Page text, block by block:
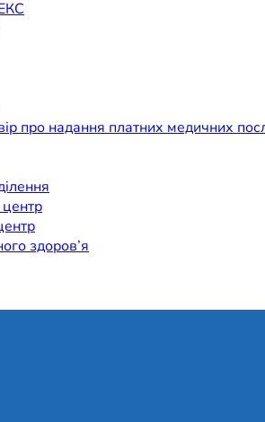
про надання платних медичних
здоров’я